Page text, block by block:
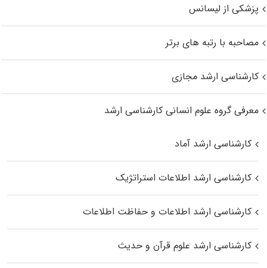
پزشکی از لیسانس
مصاحبه با رتبه های برتر
کارشناسی ارشد مجازی
معرفی گروه علوم انسانی کارشناسی ارشد
کارشناسی ارشد آماد
کارشناسی ارشد اطلاعات استراتژیک
کارشناسی ارشد اطلاعات و حفاظت اطلاعات
کارشناسی ارشد علوم قرآن و حدیث